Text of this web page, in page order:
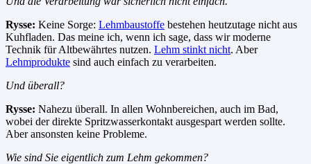
Rysse: Keine Sorge: Lehmbaustoffe bestehen heutzutage nicht aus
Kuhfladen. Das meine ich, wenn ich sage, dass wir moderne
Technik für Altbewährtes nutzen. Lehm stinkt nicht. Aber
Lehmprodukte sind auch einfach zu verarbeiten.
Und überall?
Rysse: Nahezu überall. In allen Wohnbereichen, auch im Bad,
wobei der direkte Spritzwasserkontakt ausgespart werden sollte.
Aber ansonsten keine Probleme.
Wie sind Sie eigentlich zum Lehm gekommen?